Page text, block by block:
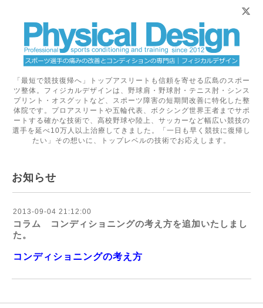
「最短で競技復帰へ」トップアスリートも信頼を寄せる広島のスポー
ツ整体。フィジカルデザインは、野球肩・野球肘・テニス肘・シンス
プリント・オスグットなど、スポーツ障害の短期間改善に特化した整
体院です。プロアスリートや五輪代表、ボクシング世界王者までサポ
ートする確かな技術で、高校野球や陸上、サッカーなど幅広い競技の
選手を延べ10万人以上治療してきました。「一日も早く競技に復帰し
たい」その想いに、トップレベルの技術でお応えします。
お知らせ
2013-09-04 21:12:00
コラム コンディショニングの考え方を追加いたしまし
た。
コンディショニングの考え方